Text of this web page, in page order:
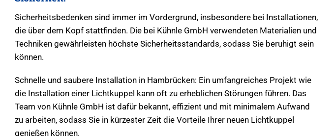
Sicherheitsbedenken sind immer im Vordergrund, insbesondere bei Installationen,
die über dem Kopf stattfinden. Die bei Kühnle GmbH verwendeten Materialien und
Techniken gewährleisten höchste Sicherheitsstandards, sodass Sie beruhigt sein
können.
Schnelle und saubere Installation in Hambrücken: Ein umfangreiches Projekt wie
die Installation einer Lichtkuppel kann oft zu erheblichen Störungen führen. Das
Team von Kühnle GmbH ist dafür bekannt, effizient und mit minimalem Aufwand
zu arbeiten, sodass Sie in kürzester Zeit die Vorteile Ihrer neuen Lichtkuppel
genießen können.